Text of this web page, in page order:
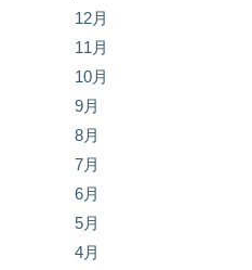
12月
11月
10月
9月
8月
7月
6月
5月
4月